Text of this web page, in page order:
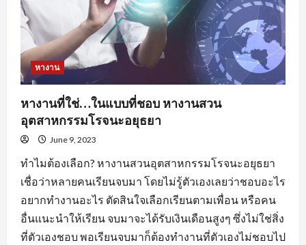
หางาน
หางานที่ใช่…ในแบบที่ชอบ หางานสวน
อุตสาหกรรมโรจนะอยุธยา
June 9, 2023
ทำไมต้องเลือก? หางานสวนอุตสาหกรรมโรจนะอยุธยา
เชื่อว่าหลายคนเรียนจบมา โดยไม่รู้ตัวเองเลยว่าชอบอะไร
อยากทำงานอะไร ตัดสินใจเลือกเรียนตามเพื่อน หรือคน
อื่นแนะนำให้เรียน จบมาจะได้รับเงินเดือนสูงๆ ซึ่งไม่ใช่สิ่ง
ที่ตัวเองชอบ พอเรียนจบมาก็ต้องทำงานที่ตัวเองไม่ชอบไป